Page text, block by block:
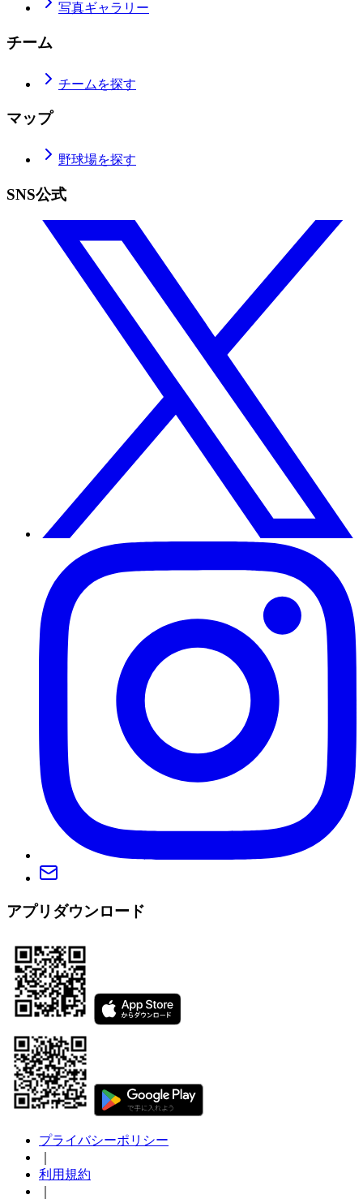
写真ギャラリー
チーム
チームを探す
マップ
野球場を探す
SNS公式
アプリダウンロード
プライバシーポリシー
利用規約